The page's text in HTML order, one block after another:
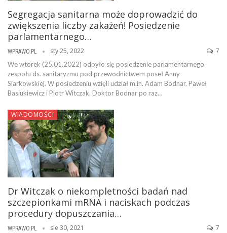
Segregacja sanitarna może doprowadzić do
zwiększenia liczby zakażeń! Posiedzenie
parlamentarnego…
WPRAWO.PL sty 25, 2022 7
We wtorek (25.01.2022) odbyło się posiedzenie parlamentarnego
zespołu ds. sanitaryzmu pod przewodnictwem poseł Anny
Siarkowskiej. W posiedzeniu wzięli udział m.in. Adam Bodnar, Paweł
Basiukiewicz i Piotr Witczak. Doktor Bodnar po raz…
WIADOMOŚCI
Dr Witczak o niekompletności badań nad
szczepionkami mRNA i naciskach podczas
procedury dopuszczania…
WPRAWO.PL sie 30, 2021 7